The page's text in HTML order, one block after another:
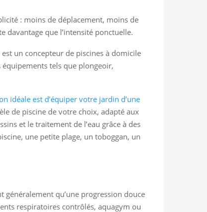
: moins de déplacement, moins de
davantage que l’intensité ponctuelle.
est un concepteur de piscines à domicile
tels que plongeoir,
idéale est d’équiper votre jardin d’une
de piscine de votre choix, adapté aux
et le traitement de l’eau grâce à des
une petite plage, un toboggan, un
qu’une progression douce
respiratoires contrôlés, aquagym ou